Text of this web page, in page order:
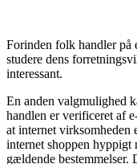
Forinden folk handler på
studere dens
interessant.
En anden valgmulighed
handlen er verificeret af
at internet virksomheden
internet shoppen hyppigt
gældende bestemmelser.